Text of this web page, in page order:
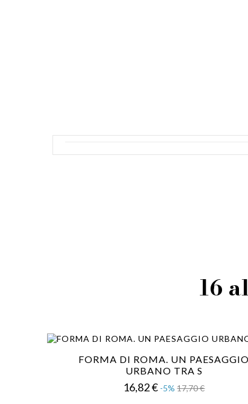
16
FORMA DI ROMA. UN PAESAGGIO
URBANO TRA S
16,82 €Prezzo
-5% 17,70 €Prezzo